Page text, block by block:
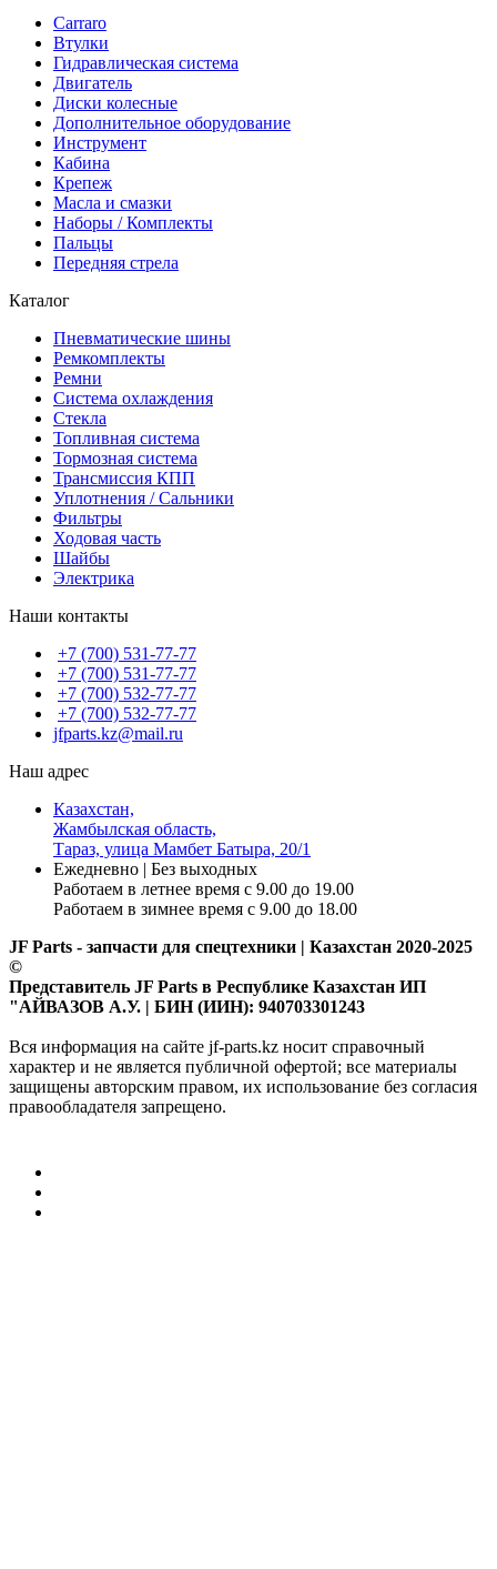
Carraro
Втулки
Гидравлическая система
Двигатель
Диски колесные
Дополнительное оборудование
Инструмент
Кабина
Крепеж
Масла и смазки
Наборы / Комплекты
Пальцы
Передняя стрела
Каталог
Пневматические шины
Ремкомплекты
Ремни
Система охлаждения
Стекла
Топливная система
Тормозная система
Трансмиссия КПП
Уплотнения / Сальники
Фильтры
Ходовая часть
Шайбы
Электрика
Наши контакты
+7 (700) 531-77-77
+7 (700) 531-77-77
+7 (700) 532-77-77
+7 (700) 532-77-77
jfparts.kz@mail.ru
Наш адрес
Казахстан,
Жамбылская область,
Тараз, улица Мамбет Батыра, 20/1
Ежедневно | Без выходных
Работаем в летнее время с 9.00 до 19.00
Работаем в зимнее время с 9.00 до 18.00
JF Parts - запчасти для спецтехники | Казахстан 2020-2025
©
Представитель JF Parts в Республике Казахстан ИП
"АЙВАЗОВ А.У. | БИН (ИИН): 940703301243
Вся информация на сайте jf-parts.kz носит справочный
характер и не является публичной офертой; все материалы
защищены авторским правом, их использование без согласия
правообладателя запрещено.